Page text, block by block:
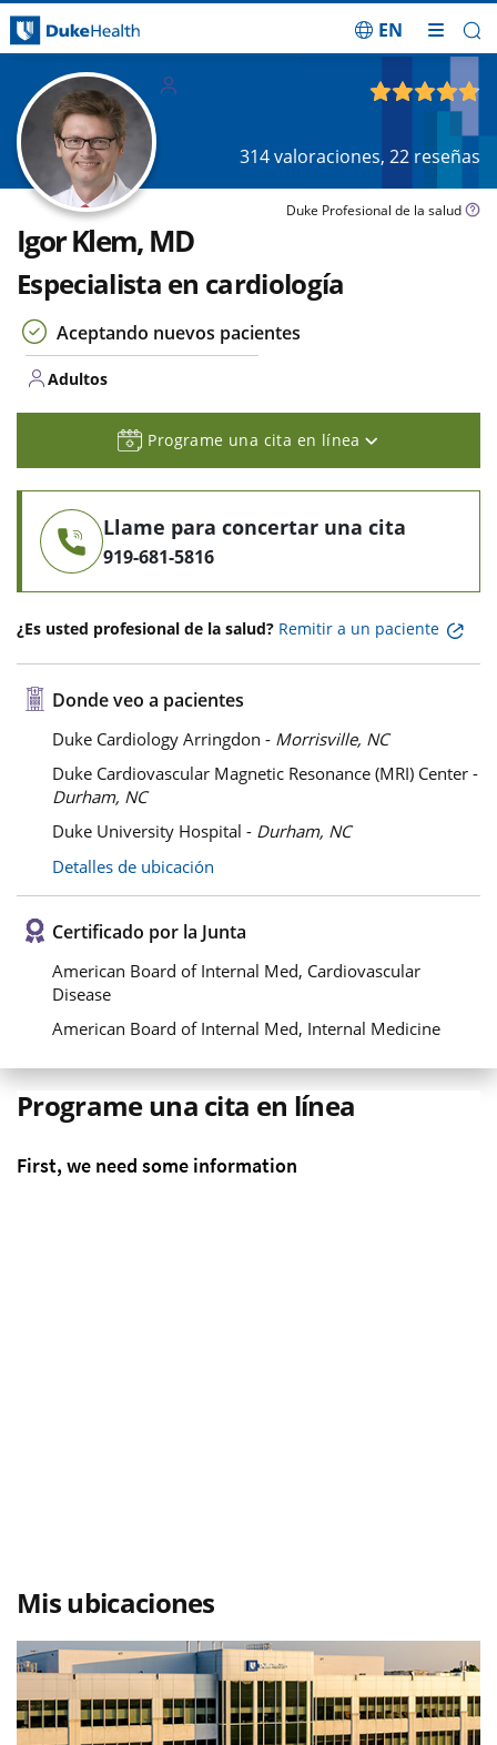
EN
314valoraciones, 22 reseñas
Duke Profesional de la salud
Igor Klem, MD
Especialista en cardiología
Aceptando nuevos pacientes
Adultos
Programe una cita en línea
Llame para concertar una cita
919-681-5816
¿Es usted profesional de la salud? Remitir a un paciente
Donde veo a pacientes
Duke Cardiology Arringdon - Morrisville, NC
Duke Cardiovascular Magnetic Resonance (MRI) Center -
Durham, NC
Duke University Hospital - Durham, NC
Detalles de ubicación
Certificado por la Junta
American Board of Internal Med, Cardiovascular
Disease
American Board of Internal Med, Internal Medicine
Programe una cita en línea
Mis ubicaciones